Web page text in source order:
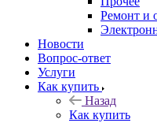
Ремонт и
Новости
Вопрос-ответ
Услуги
Как купить
Назад
Как купить